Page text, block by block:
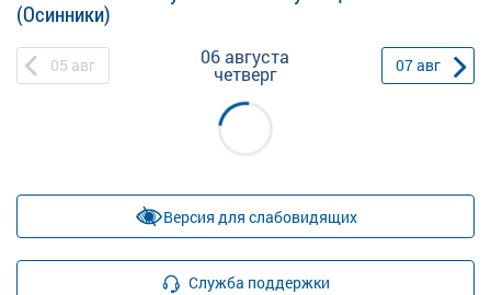
(Осинники)
05 авг 06 августа
четверг 07авг
Версия для слабовидящих
Служба поддержки